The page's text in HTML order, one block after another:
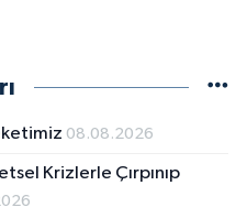
08.08.2026
Krizlerle Çırpınıp